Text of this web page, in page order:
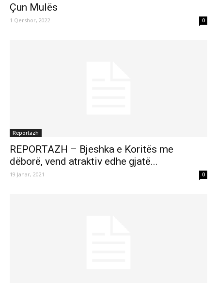
Çun Mulës
1 Qershor, 2022 0
Reportazh
REPORTAZH – Bjeshka e Koritës me
dëborë, vend atraktiv edhe gjatë...
19 Janar, 2021 0